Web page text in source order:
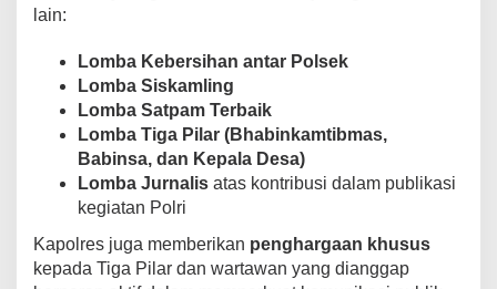
lain:
Lomba Kebersihan antar Polsek
Lomba Siskamling
Lomba Satpam Terbaik
Lomba Tiga Pilar (Bhabinkamtibmas,
Babinsa, dan Kepala Desa)
Lomba Jurnalis atas kontribusi dalam publikasi
kegiatan Polri
Kapolres juga memberikan penghargaan khusus
kepada Tiga Pilar dan wartawan yang dianggap